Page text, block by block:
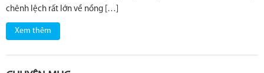
chênh lệch rất lớn về nồng […]
Xem thêm